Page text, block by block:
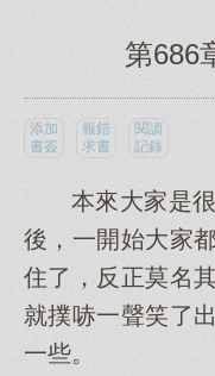
第686
添加
書簽
報錯
求書
閱讀
記錄
本來大家是
後，一開始大家
住了，反正莫名
就撲哧一聲笑了
一些。